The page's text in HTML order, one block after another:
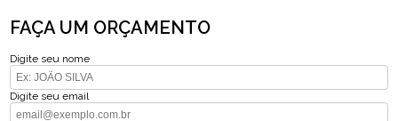
FAÇA UM ORÇAMENTO
Digite seu nome
Digite seu email